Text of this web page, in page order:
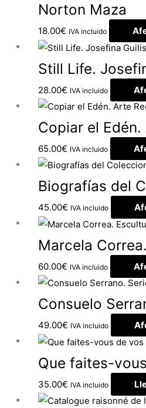
Norton Maza
18.00€ IVA incluido
Still Life.
28.00€ IVA incluido
Copiar el
65.00€ IVA incluido
Biografías del
45.00€ IVA incluido
Marcela
60.00€ IVA incluido
Consuelo
49.00€ IVA incluido
Que faites-
35.00€ IVA incluido